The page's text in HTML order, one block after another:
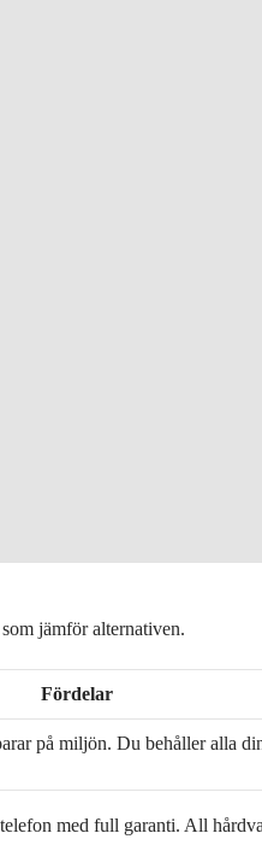
jämför alternativen.
Fördelar
på miljön. Du behåller alla
med full garanti. All